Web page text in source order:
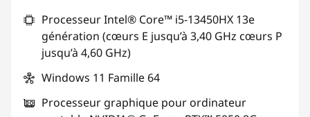
Code de réduction : GAMING-DEAL
Processeur Intel® Core™ i5-13450HX 13e
génération (cœurs E jusqu’à 3,40 GHz cœurs P
jusqu’à 4,60 GHz)
Windows 11 Famille 64
Processeur graphique pour ordinateur